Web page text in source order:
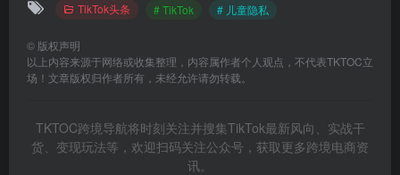
TikTok头条 # TikTok # 儿童隐私
© 版权声明
以上内容来源于网络或收集整理，内容属作者个人观点，不代表TKTOC立
场！文章版权归作者所有，未经允许请勿转载。
TKTOC跨境导航将时刻关注并搜集TikTok最新风向、实战干
货、变现玩法等，欢迎扫码关注公众号，获取更多跨境电商资
讯。